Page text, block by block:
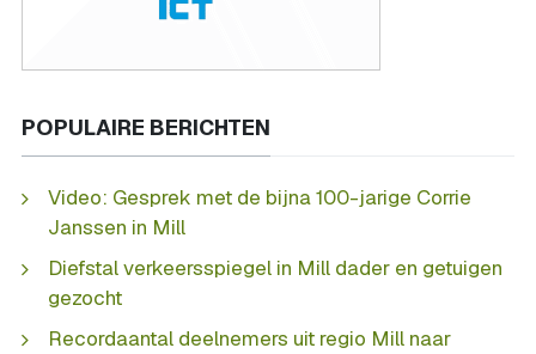
POPULAIRE BERICHTEN
Video: Gesprek met de bijna 100-jarige Corrie
Janssen in Mill
Diefstal verkeersspiegel in Mill dader en getuigen
gezocht
Recordaantal deelnemers uit regio Mill naar